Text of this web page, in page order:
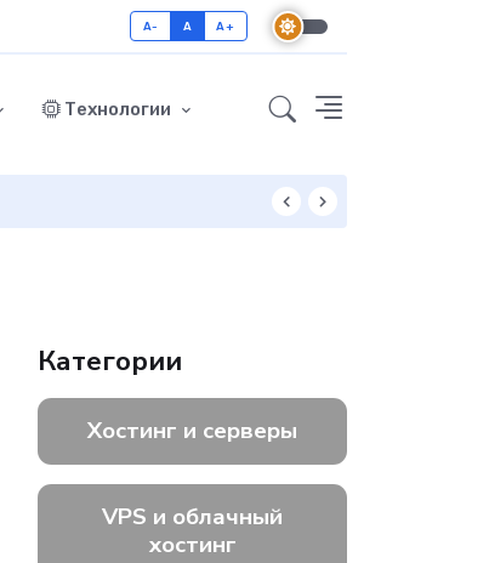
A- A A+
Технологии
Категории
Хостинг и серверы
VPS и облачный
хостинг